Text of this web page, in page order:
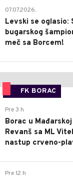
07.07.2026.
Levski se oglasio:
bugarskog
meč sa Borcem!
FK BORAC
Pre 3 h
Borac u
Revanš sa ML
nastup crveno-
Pre 12 h